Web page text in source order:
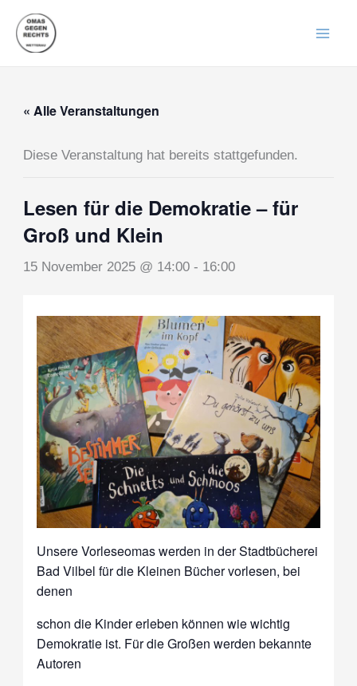
Inhalt
« Alle Veranstaltungen
Diese Veranstaltung hat bereits stattgefunden.
Lesen für die Demokratie – für
Groß und Klein
15 November 2025 @ 14:00 - 16:00
Unsere Vorleseomas werden in der Stadtbücherei
Bad Vilbel für die Kleinen Bücher vorlesen, bei
denen
schon die Kinder erleben können wie wichtig
Demokratie ist. Für die Großen werden bekannte
Autoren